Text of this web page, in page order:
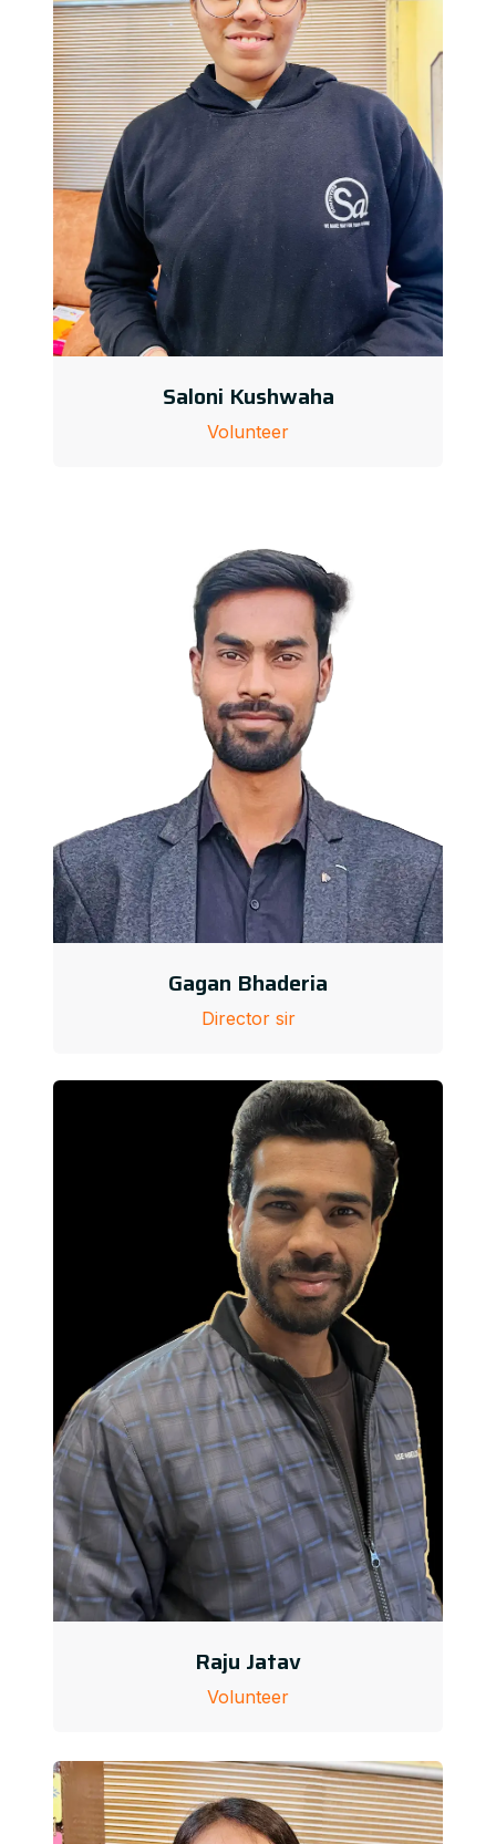
Saloni Kushwaha
Volunteer
Gagan Bhaderia
Director sir
Raju Jatav
Volunteer